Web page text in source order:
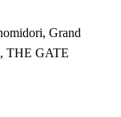
Grand
THE GATE